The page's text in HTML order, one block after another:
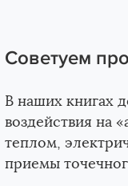
Советуем
В наших книгах
воздействия на
теплом,
приемы